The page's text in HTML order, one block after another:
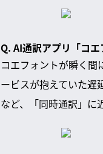
Q. AI通訳アプリ「コ
コエフォントが瞬く
ービスが抱えていた遅
など、「同時通訳」に